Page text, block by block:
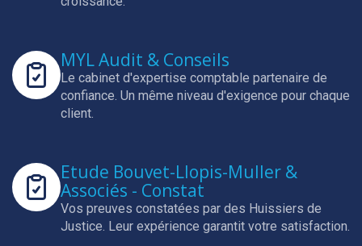
MYL Audit & Conseils
Le cabinet d'expertise comptable partenaire de
confiance. Un même niveau d'exigence pour chaque
client.
Etude Bouvet-Llopis-Muller &
Associés - Constat
Vos preuves constatées par des Huissiers de
Justice. Leur expérience garantit votre satisfaction.